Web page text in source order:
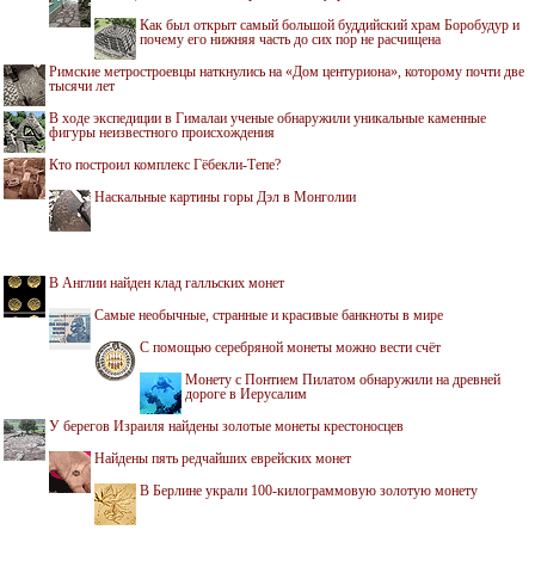
Как был открыт самый большой буддийский храм Боробудур и
почему его нижняя часть до сих пор не расчищена
Римские метростроевцы наткнулись на «Дом центуриона», которому почти две
тысячи лет
В ходе экспедиции в Гималаи ученые обнаружили уникальные каменные
фигуры неизвестного происхождения
Кто построил комплекс Гёбекли-Тепе?
Наскальные картины горы Дэл в Монголии
В Англии найден клад галльских монет
Самые необычные, странные и красивые банкноты в мире
С помощью серебряной монеты можно вести счёт
Монету с Понтием Пилатом обнаружили на древней
дороге в Иерусалим
У берегов Израиля найдены золотые монеты крестоносцев
Найдены пять редчайших еврейских монет
В Берлине украли 100-килограммовую золотую монету